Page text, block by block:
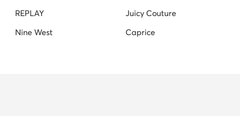
REPLAY
Juicy Couture
Nine West Caprice